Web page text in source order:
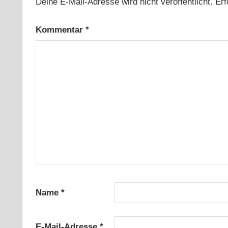
Kommentar *
Name *